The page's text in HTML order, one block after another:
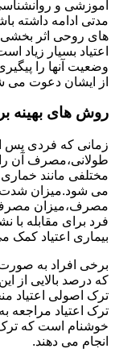
آموزشی و
مدتی ادامه داشته
های روحی اثر بخشی
اعتیاد بسیار زیاد
وضعیت آنها را
از ایشان دعوت می
روش های بهینه
زمانی که فردی پس
طولانی،مصرف آن
مختلفی مانند
می شود.میزان شدت
مصرف،میزان مصرف
فرد برای مقابله با
بیماری اعتیاد کمک
برخی افراد به
که درصد بالایی از
ترک اصولی اعتیاد
ترک اعتیاد مراجعه
خوشنام است که ترک
انجام می دهند.